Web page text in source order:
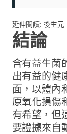
延伸閱讀: 後生元
結論
含有益生菌
出有益的健
面，以體內
原氧化損傷
有希望，但
要證據來自